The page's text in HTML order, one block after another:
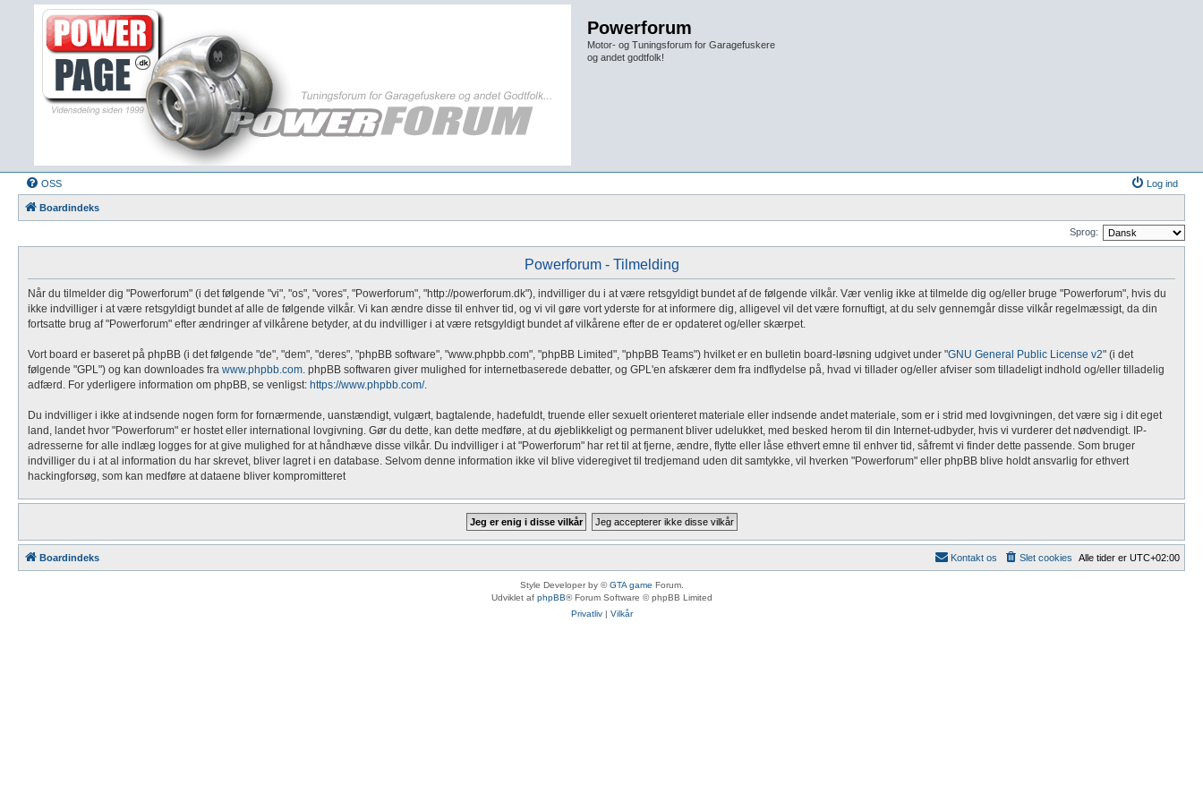
Powerforum
Motor- og Tuningsforum for Garagefuskere
og andet godtfolk!
OSS Log ind
Boardindeks
Sprog:
Powerforum - Tilmelding
Når du tilmelder dig "Powerforum" (i det følgende "vi", "os", "vores", "Powerforum", "http://powerforum.dk"), indvilliger du i at være retsgyldigt bundet af de følgende vilkår. Vær venlig ikke at tilmelde dig og/eller bruge "Powerforum", hvis du
ikke indvilliger i at være retsgyldigt bundet af alle de følgende vilkår. Vi kan ændre disse til enhver tid, og vi vil gøre vort yderste for at informere dig, alligevel vil det være fornuftigt, at du selv gennemgår disse vilkår regelmæssigt, da din
fortsatte brug af "Powerforum" efter ændringer af vilkårene betyder, at du indvilliger i at være retsgyldigt bundet af vilkårene efter de er opdateret og/eller skærpet.
Vort board er baseret på phpBB (i det følgende "de", "dem", "deres", "phpBB software", "www.phpbb.com", "phpBB Limited", "phpBB Teams") hvilket er en bulletin board-løsning udgivet under "GNU General Public License v2" (i det
følgende "GPL") og kan downloades fra www.phpbb.com . phpBB softwaren giver mulighed for internetbaserede debatter, og GPL'en afskærer dem fra indflydelse på, hvad vi tillader og/eller afviser som tilladeligt indhold og/eller tilladelig
adfærd. For yderligere information om phpBB, se venligst: https://www.phpbb.com/.
Du indvilliger i ikke at indsende nogen form for fornærmende, uanstændigt, vulgært, bagtalende, hadefuldt, truende eller sexuelt orienteret materiale eller indsende andet materiale, som er i strid med lovgivningen, det være sig i dit eget
land, landet hvor "Powerforum" er hostet eller international lovgivning. Gør du dette, kan dette medføre, at du øjeblikkeligt og permanent bliver udelukket, med besked herom til din Internet-udbyder, hvis vi vurderer det nødvendigt. IP-
adresserne for alle indlæg logges for at give mulighed for at håndhæve disse vilkår. Du indvilliger i at "Powerforum" har ret til at fjerne, ændre, flytte eller låse ethvert emne til enhver tid, såfremt vi finder dette passende. Som bruger
indvilliger du i at al information du har skrevet, bliver lagret i en database. Selvom denne information ikke vil blive videregivet til tredjemand uden dit samtykke, vil hverken "Powerforum" eller phpBB blive holdt ansvarlig for ethvert
hackingforsøg, som kan medføre at dataene bliver kompromitteret
Boardindeks Alle tider er UTC+02:00
Slet cookies
Kontakt os
Style Developer by ©GTA game Forum.
Udviklet af phpBB® Forum Software © phpBB Limited
Privatliv| Vilkår